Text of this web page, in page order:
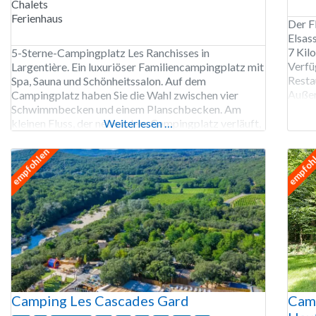
Chalets
Ferienhaus
5-Sterne-Campingplatz Les Ranchisses in
Largentière. Ein luxuriöser Familiencampingplatz mit
Spa, Sauna und Schönheitssalon. Auf dem
Campingplatz haben Sie die Wahl zwischen vier
Schwimmbecken und einem Planschbecken. Am
kleinen Fluss, der neben dem Campingplatz verläuft,
Der Campingplatz Les Ranchisses ist von Mitte April
bis Ende September geöffnet. 237 Stellplätze,
Vermietung von Stellplätzen,
Weiterlesen …
Der
7
empfohlen
Camping Les Cascades Gard